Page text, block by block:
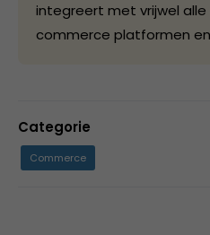
integreert met vrijwel
commerce platformen
Categorie
Commerce